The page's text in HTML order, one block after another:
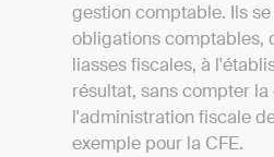
gestion comptable. Ils
obligations comptables,
liasses fiscales, à
résultat, sans compter
l'administration fiscale
exemple pour la CFE.